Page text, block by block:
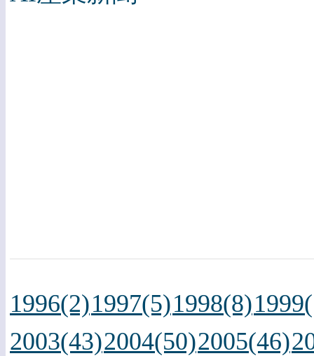
1996(2)1997(5)1998(8)
2003(43)2004(50)2005(46)